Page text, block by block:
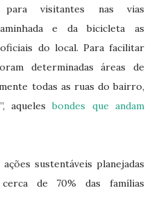
para visitantes nas vias
e da bicicleta as
do local. Para facilitar
determinadas áreas de
todas as ruas do bairro,
aquelesbondes que andam
sustentáveis planejadas
de 70% das famílias